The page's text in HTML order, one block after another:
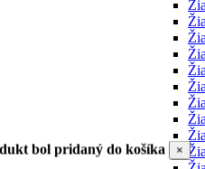
bol pridaný do košíka ×